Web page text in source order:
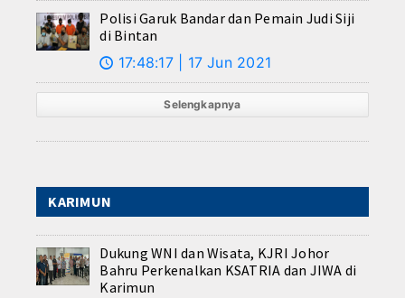
Polisi Garuk Bandar dan Pemain Judi Siji
di Bintan
🕔 17:48:17 | 17 Jun 2021
Selengkapnya
KARIMUN
Dukung WNI dan Wisata, KJRI Johor
Bahru Perkenalkan KSATRIA dan JIWA di
Karimun